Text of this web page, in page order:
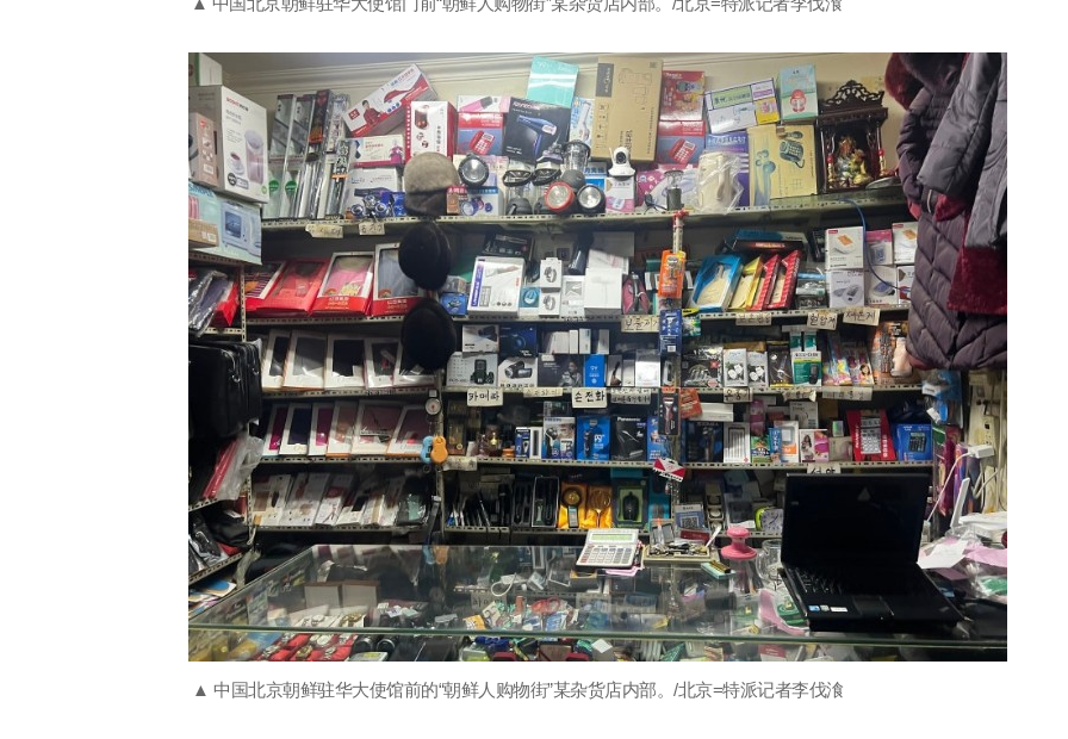
▲ 中国北京朝鲜驻华大使馆前的“朝鲜人购物街”某杂货店内部。/北京=特派记者李伐湌